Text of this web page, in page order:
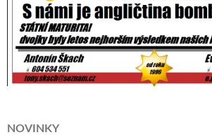
NOVINKY